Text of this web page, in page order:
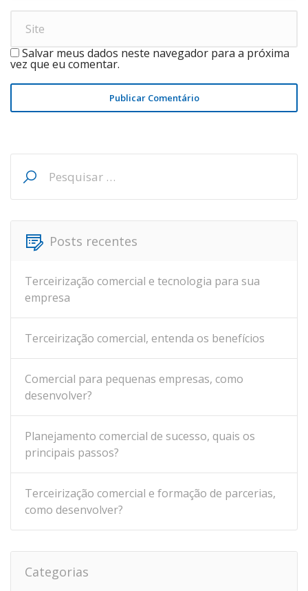
Salvar meus dados neste navegador para a próxima
vez que eu comentar.
Publicar Comentário
Pesquisar
por:
Posts recentes
Terceirização comercial e tecnologia para sua
empresa
Terceirização comercial, entenda os benefícios
Comercial para pequenas empresas, como
desenvolver?
Planejamento comercial de sucesso, quais os
principais passos?
Terceirização comercial e formação de parcerias,
como desenvolver?
Categorias